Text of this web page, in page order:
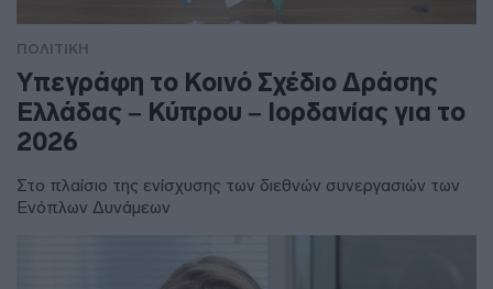
ΠΟΛΙΤΙΚΗ
Υπεγράφη το Κοινό Σχέδιο Δράσης
Ελλάδας – Κύπρου – Ιορδανίας για το
2026
Στο πλαίσιο της ενίσχυσης των διεθνών συνεργασιών των
Ενόπλων Δυνάμεων